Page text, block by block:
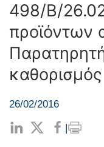
498/Β/
προϊόντων
26/02/2016
|